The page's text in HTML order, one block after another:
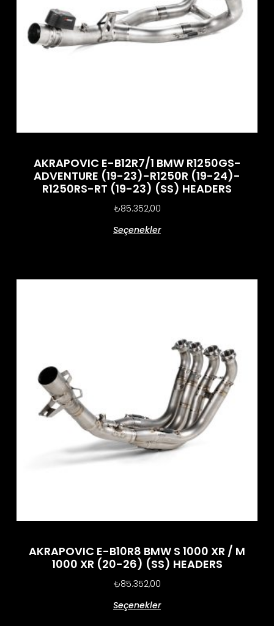
AKRAPOVIC E-B12R7/1 BMW R1250GS-
ADVENTURE (19-23)-R1250R (19-24)-
R1250RS-RT (19-23) (SS) HEADERS
₺85.352,00
Seçenekler
AKRAPOVIC E-B10R8 BMW S 1000 XR / M
1000 XR (20-26) (SS) HEADERS
₺85.352,00
Seçenekler